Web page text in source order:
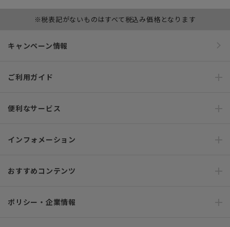
※税表記がないものはすべて税込み価格となります
キャンペーン情報
ご利用ガイド
便利なサービス
インフォメーション
おすすめコンテンツ
ポリシー・企業情報